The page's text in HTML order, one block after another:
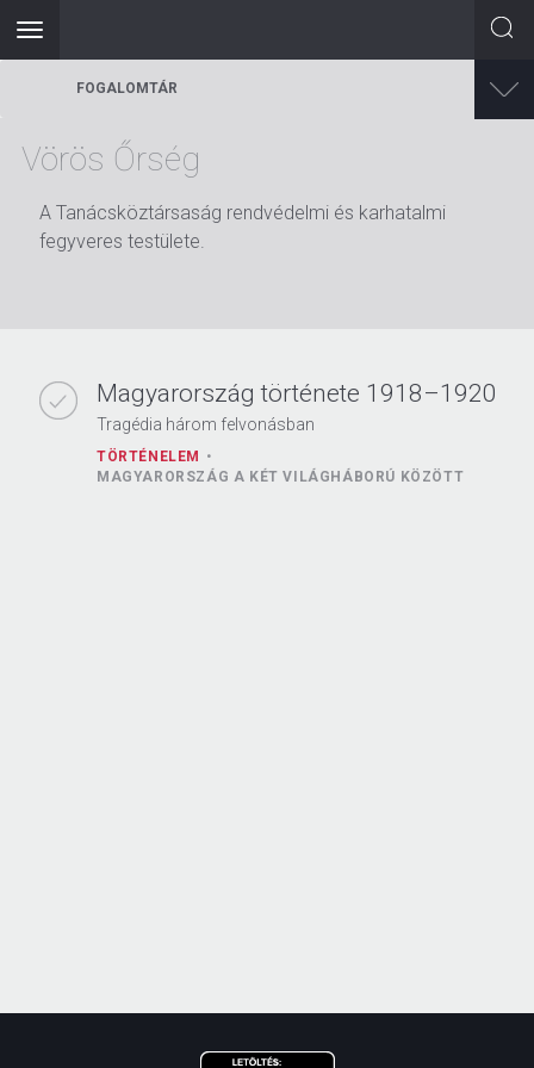
Toggle
navigation
FOGALOMTÁR
Vörös Őrség
A Tanácsköztársaság rendvédelmi és karhatalmi
fegyveres testülete.
Magyarország története 1918–1920
Tragédia három felvonásban
TÖRTÉNELEM
MAGYARORSZÁG A KÉT VILÁGHÁBORÚ KÖZÖTT